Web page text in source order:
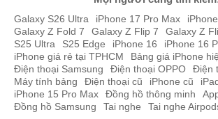
Samsung Galaxy Watch6 40mm Bluetooth TBH
Samsung Galaxy Watch6 40mm Bluetooth
Chính Hãng
Samsung Galaxy Watch6 44mm Bluetooth
Chính Hãng
Galaxy S26 Ultra iPhone 17 Pro Max
Galaxy Z Fold 7
Galaxy Z Flip 7
Galaxy Z
S25 Ultra
S25 Edge iPhone 16
iPhone 16
iPhone giá rẻ tại TPHCM
Bảng giá iPhone
Điện thoại Samsung
Điện thoại OPPO
Điện
Máy tính bảng
Điện thoại cũ iPhone cũ
iPhone 15 Pro Max
Đồng hồ thông minh
Đồng hồ Samsung
Tai nghe Tai nghe